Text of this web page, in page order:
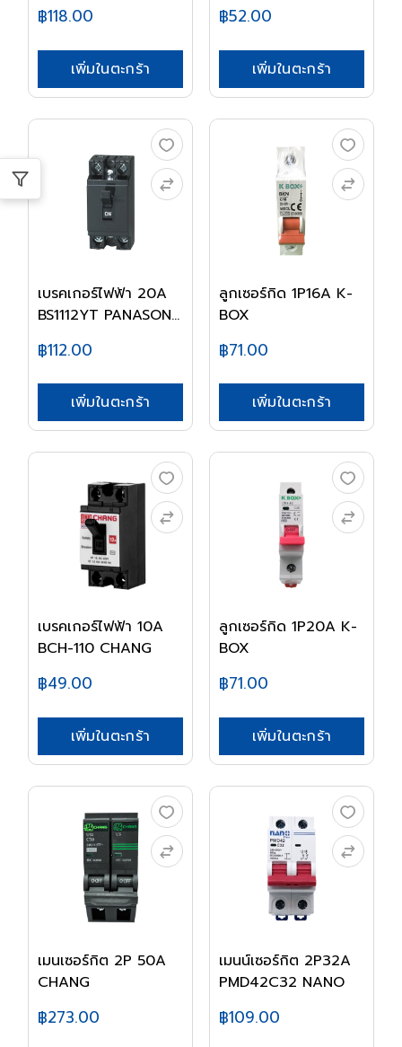
฿118.00
เพิ่มในตะกร้า
฿52.00
เพิ่มในตะกร้า
เบรคเกอร์ไฟฟ้า 20A
BS1112YT PANASON...
฿112.00
เพิ่มในตะกร้า
ลูกเซอร์กิด 1P16A K-
BOX
฿71.00
เพิ่มในตะกร้า
เบรคเกอร์ไฟฟ้า 10A
BCH-110 CHANG
฿49.00
เพิ่มในตะกร้า
ลูกเซอร์กิด 1P20A K-
BOX
฿71.00
เพิ่มในตะกร้า
เมนเซอร์กิต 2P 50A
CHANG
฿273.00
เมนน์เซอร์กิต 2P32A
PMD42C32 NANO
฿109.00